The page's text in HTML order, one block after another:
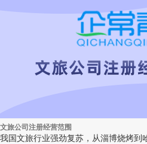
文旅公司注册经营范围
我国文旅行业强劲复苏，从淄博烧烤到